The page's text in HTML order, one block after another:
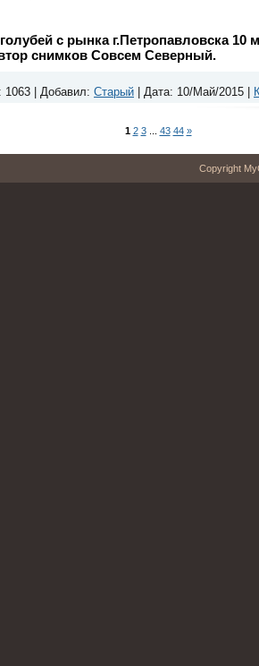
с рынка г.Петропавловска 10
снимков Совсем Северный.
1063 Добавил: Старый Дата: 10/Май/2015
1 2 3 43 44 »
Copyright